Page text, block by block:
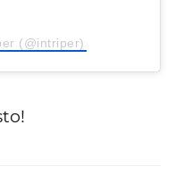
(@intriper)